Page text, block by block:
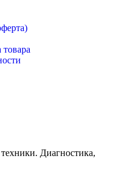
Диагностика,